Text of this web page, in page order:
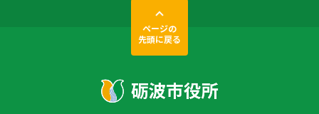
ページの
先頭に戻る